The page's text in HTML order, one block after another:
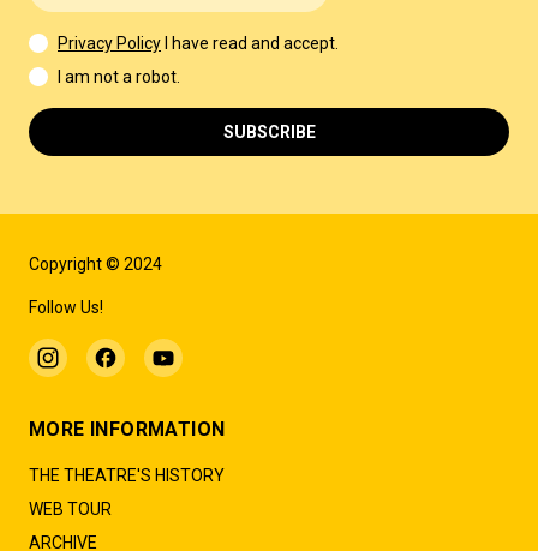
Copyright © 2024
Follow Us!
MORE INFORMATION
THE THEATRE'S HISTORY
WEB TOUR
ARCHIVE
Privacy Policy
I have read and accept.
I am not a robot.
SUBSCRIBE